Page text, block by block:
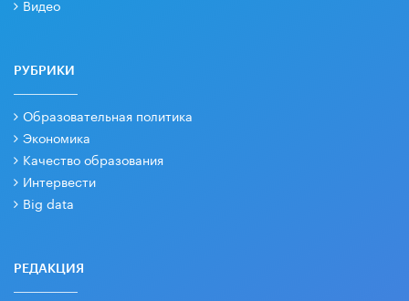
Видео
РУБРИКИ
Образовательная политика
Экономика
Качество образования
Интервести
Big data
РЕДАКЦИЯ